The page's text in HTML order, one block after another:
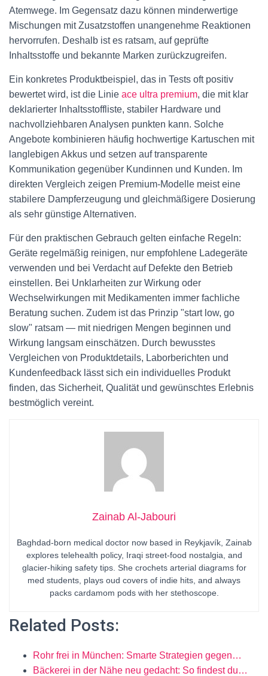
Atemwege. Im Gegensatz dazu können minderwertige
Mischungen mit Zusatzstoffen unangenehme Reaktionen
hervorrufen. Deshalb ist es ratsam, auf geprüfte
Inhaltsstoffe und bekannte Marken zurückzugreifen.
Ein konkretes Produktbeispiel, das in Tests oft positiv
bewertet wird, ist die Linie ace ultra premium, die mit klar
deklarierter Inhaltsstoffliste, stabiler Hardware und
nachvollziehbaren Analysen punkten kann. Solche
Angebote kombinieren häufig hochwertige Kartuschen mit
langlebigen Akkus und setzen auf transparente
Kommunikation gegenüber Kundinnen und Kunden. Im
direkten Vergleich zeigen Premium-Modelle meist eine
stabilere Dampferzeugung und gleichmäßigere Dosierung
als sehr günstige Alternativen.
Für den praktischen Gebrauch gelten einfache Regeln:
Geräte regelmäßig reinigen, nur empfohlene Ladegeräte
verwenden und bei Verdacht auf Defekte den Betrieb
einstellen. Bei Unklarheiten zur Wirkung oder
Wechselwirkungen mit Medikamenten immer fachliche
Beratung suchen. Zudem ist das Prinzip "start low, go
slow" ratsam — mit niedrigen Mengen beginnen und
Wirkung langsam einschätzen. Durch bewusstes
Vergleichen von Produktdetails, Laborberichten und
Kundenfeedback lässt sich ein individuelles Produkt
finden, das Sicherheit, Qualität und gewünschtes Erlebnis
bestmöglich vereint.
Zainab Al-Jabouri
Baghdad-born medical doctor now based in Reykjavík, Zainab
explores telehealth policy, Iraqi street-food nostalgia, and
glacier-hiking safety tips. She crochets arterial diagrams for
med students, plays oud covers of indie hits, and always
packs cardamom pods with her stethoscope.
Related Posts:
Rohr frei in München: Smarte Strategien gegen…
Bäckerei in der Nähe neu gedacht: So findest du…